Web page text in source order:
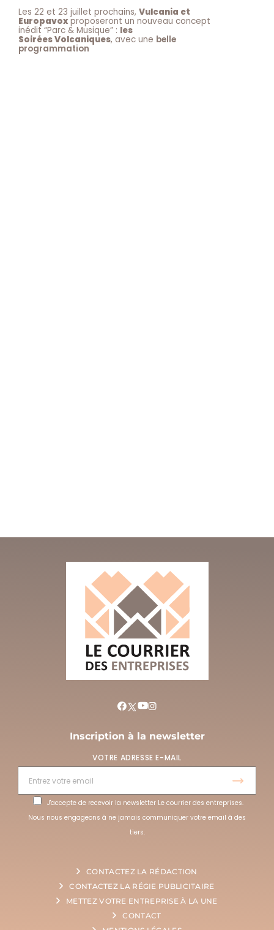
Les 22 et 23 juillet prochains, Vulcania et
Europavoxproposeront un nouveau concept
inédit “Parc & Musique” : les
Soirées Volcaniques, avec une belle
programmation
Inscription à la newsletter
VOTRE ADRESSE E-MAIL
J'accepte de recevoir la newsletter Le courrier des entreprises.
Nous nous engageons à ne jamais communiquer votre email à des
tiers.
CONTACTEZ LA RÉDACTION
CONTACTEZ LA RÉGIE PUBLICITAIRE
METTEZ VOTRE ENTREPRISE À LA UNE
CONTACT